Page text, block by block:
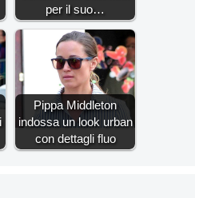
per il suo…
Pippa Middleton
indossa un look urban
con dettagli fluo